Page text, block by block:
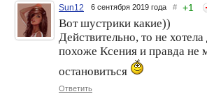
Sun12 6 сентября 2019 года # +1
Вот шустрики какие))
Действительно, то не
похоже Ксения и правда не
остановиться
Ответить